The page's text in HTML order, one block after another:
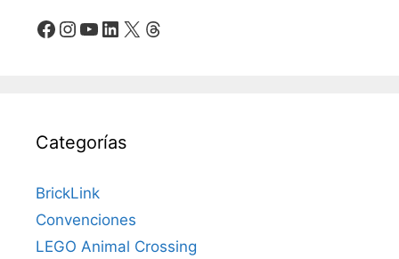
Facebook
Instagram
YouTube
LinkedIn
X Threads
Categorías
BrickLink
Convenciones
LEGO Animal Crossing